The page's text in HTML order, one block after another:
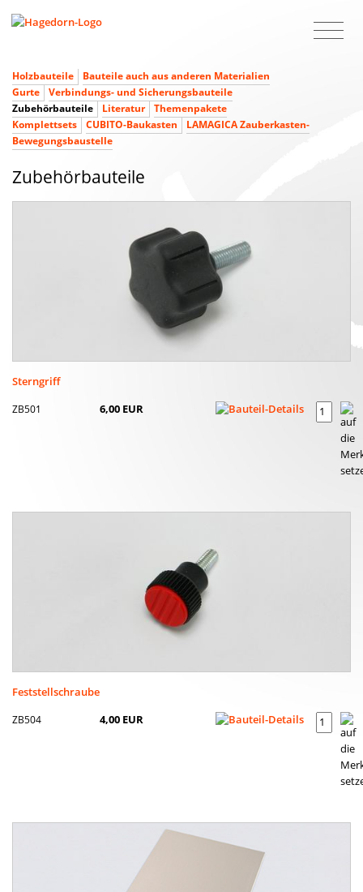
Holzbauteile
Bauteile auch aus anderen Materialien
Gurte
Verbindungs- und Sicherungsbauteile
Zubehörbauteile
Literatur
Themenpakete
Komplettsets
CUBITO-Baukasten
LAMAGICA Zauberkasten-
Bewegungsbaustelle
Zubehörbauteile
Sterngriff
ZB501
6,00 EUR
Feststellschraube
ZB504
4,00 EUR